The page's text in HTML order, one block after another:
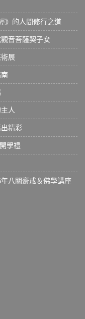
》的人間修行之道
音菩薩契子女
展
人
精彩
學禮
八關齋戒＆佛學講座